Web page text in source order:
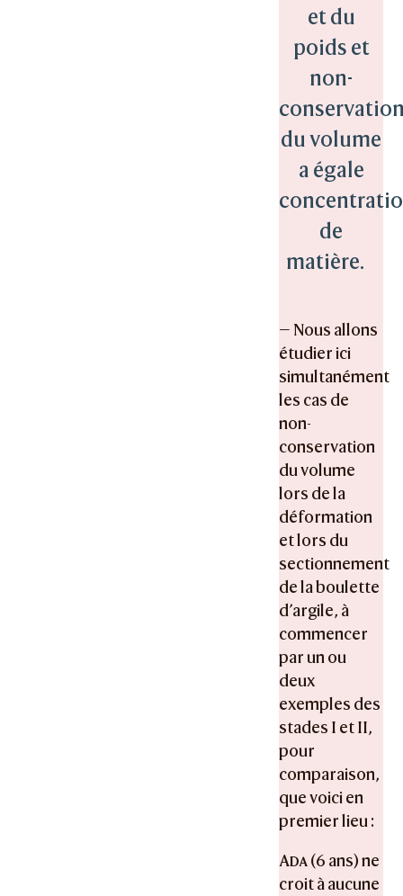
et du
poids et
non-
du volume
a égale
de
matière.
— Nous allons
étudier ici
simultanément
les cas de
non-
conservation
du volume
lors de la
déformation
et lors du
sectionnement
de la boulette
d’argile, à
commencer
par un ou
deux
exemples des
stades I et II,
pour
comparaison,
que voici en
premier lieu :
Ada(6 ans) ne
croit à aucune